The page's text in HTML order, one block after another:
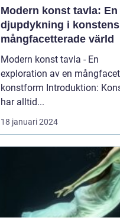
Modern konst tavla: En
djupdykning i konstens
mångfacetterade värld
Modern konst tavla - En
exploration av en
konstform Introduktion: Konsten
har alltid...
18 januari 2024